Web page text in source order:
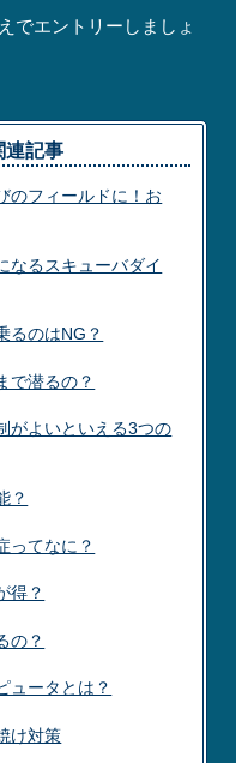
でエントリーしましょ
連記事
のフィールドに！お
なるスキューバダイ
るのはNG？
で潜るの？
がよいといえる3つの
？
ってなに？
得？
の？
ュータとは？
け対策